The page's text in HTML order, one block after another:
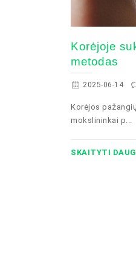
Korėjoje
metodas
2025-06-14
Korėjos
mokslininkai p...
SKAITYTI